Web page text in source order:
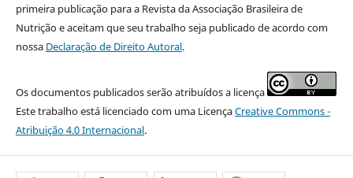
primeira publicação para a Revista da Associação Brasileira de
Nutrição e aceitam que seu trabalho seja publicado de acordo com
nossa Declaração de Direito Autoral.
Os documentos publicados serão atribuídos a licença
Este trabalho está licenciado com uma LicençaCreative Commons -
Atribuição 4.0 Internacional.